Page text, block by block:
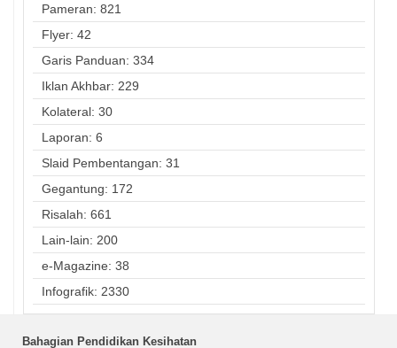
Pameran: 821
Flyer: 42
Garis Panduan: 334
Iklan Akhbar: 229
Kolateral: 30
Laporan: 6
Slaid Pembentangan: 31
Gegantung: 172
Risalah: 661
Lain-lain: 200
e-Magazine: 38
Infografik: 2330
Bahagian Pendidikan Kesihatan